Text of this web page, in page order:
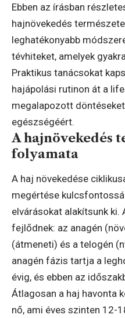
Ebben az írásban
hajnövekedés
leghatékonyabb
tévhiteket, amelyek
Praktikus tanácsokat
hajápolási rutinon át a
megalapozott
egészségéért.
A hajnövekedés
folyamata
A haj növekedése
megértése
elvárásokat alakítsunk
fejlődnek: az anagén
(átmeneti) és a telogén
anagén fázis tartja a
évig, és ebben az
Átlagosan a haj havonta
nő, ami éves szinten 12-